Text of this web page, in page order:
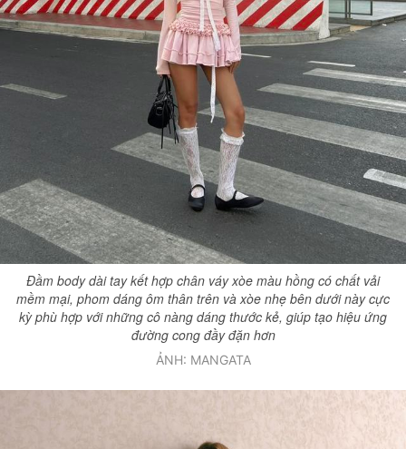
Đầm body dài tay kết hợp chân váy xòe màu hồng có chất vải
mềm mại, phom dáng ôm thân trên và xòe nhẹ bên dưới này cực
kỳ phù hợp với những cô nàng dáng thước kẻ, giúp tạo hiệu ứng
đường cong đầy đặn hơn
ẢNH: MANGATA